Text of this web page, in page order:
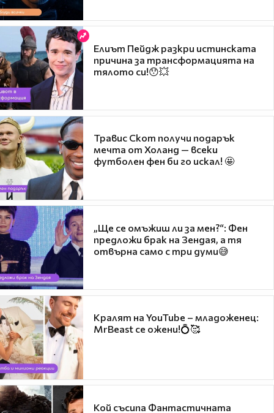
Елиът Пейдж разкри истинската
причина за трансформацията на
тялото си!😯💥
Травис Скот получи подарък
мечта от Холанд — всеки
футболен фен би го искал! 🤩
„Ще се омъжиш ли за мен?“: Фен
предложи брак на Зендая, а тя
отвърна само с три думи😅
Кралят на YouTube – младоженец:
MrBeast се ожени!💍🥰
Кой съсипа Фантастичната